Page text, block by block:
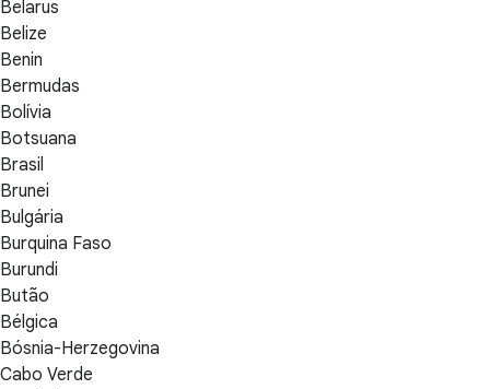
Belarus
Belize
Benin
Bermudas
Bolívia
Botsuana
Brasil
Brunei
Bulgária
Burquina Faso
Burundi
Butão
Bélgica
Bósnia-Herzegovina
Cabo Verde